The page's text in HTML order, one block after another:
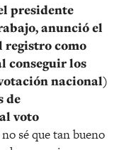
presidente
anunció el
como
conseguir los
nacional)
de
voto
sé que tan bueno